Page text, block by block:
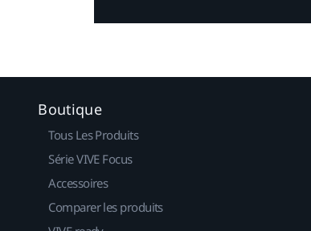
Boutique
Tous Les Produits
Série VIVE Focus
Accessoires
Comparer les produits